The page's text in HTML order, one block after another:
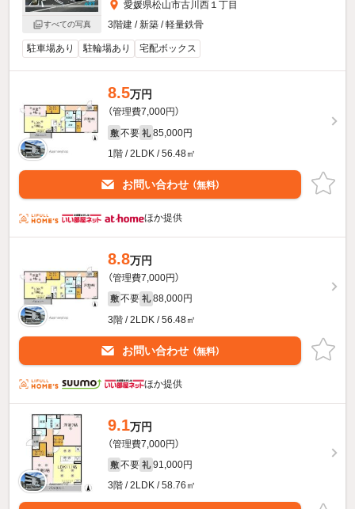
すべての写真
愛媛県松山市古川西１丁目
3階建 / 新築 / 軽量鉄骨
駐車場あり 駐輪場あり 宅配ボックス
8.5万円
（管理費7,000円）
敷 不要 礼 85,000円
1階 / 2LDK / 56.48㎡
お問い合わせ （無料）
ほか提供
8.8万円
（管理費7,000円）
敷 不要 礼 88,000円
3階 / 2LDK / 56.48㎡
お問い合わせ （無料）
ほか提供
9.1万円
（管理費7,000円）
敷 不要 礼 91,000円
3階 / 2LDK / 58.76㎡